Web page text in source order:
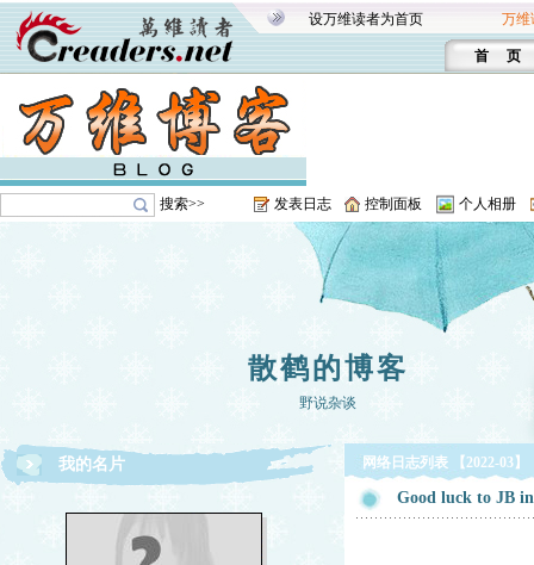
设万维读者为首页 万维
首 页
搜索>> 发表日志 控制面板 个人相册
散鹤的博客
野说杂谈
我的名片 网络日志列表 【2022-03】
Good luck to JB